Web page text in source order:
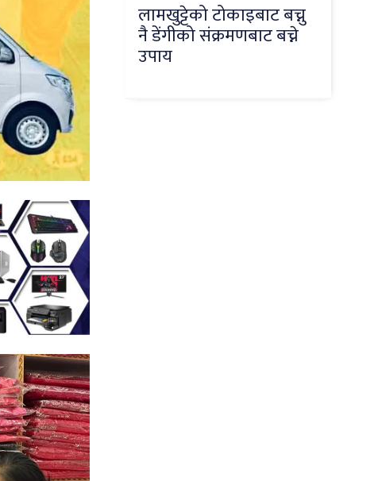
लामखुट्टेको टोकाइबाट बच्नु
नै डेंगीको संक्रमणबाट बच्ने
उपाय